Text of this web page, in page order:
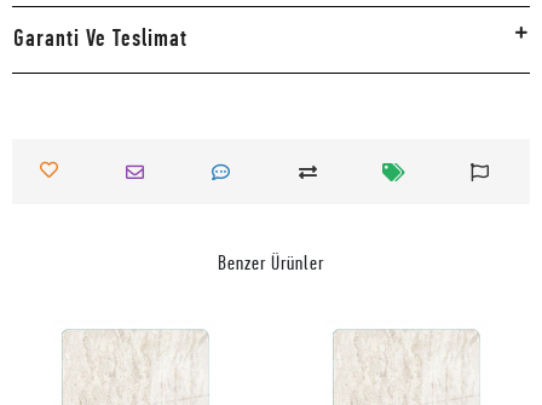
Garanti Ve Teslimat
Benzer Ürünler